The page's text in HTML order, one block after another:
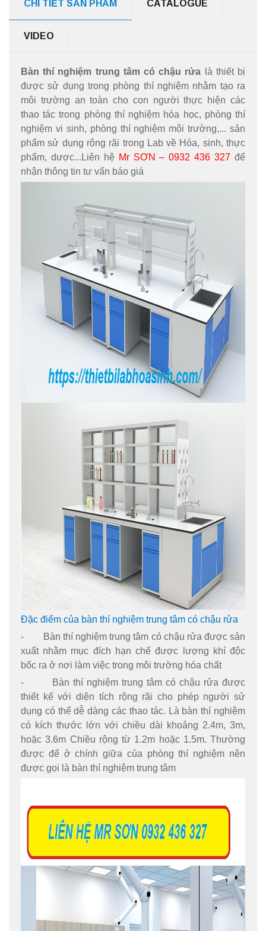
CHI TIẾT SẢN PHẨM CATALOGUE
VIDEO
Bàn thí nghiệm trung tâm có chậu rửa là thiết bị
được sử dụng trong phòng thí nghiệm nhằm tạo ra
môi trường an toàn cho con người thực hiện các
thao tác trong phòng thí nghiệm hóa học, phòng thí
nghiệm vi sinh, phòng thí nghiệm môi trường,... sản
phẩm sử dụng rộng rãi trong Lab về Hóa, sinh, thực
phẩm, dược...Liên hệ Mr SƠN – 0932 436 327 để
nhận thông tin tư vấn báo giá
Đặc điểm của bàn thí nghiệm trung tâm có chậu rửa
- Bàn thí nghiệm trung tâm có chậu rửa được sản
xuất nhằm mục đích hạn chế được lượng khí độc
bốc ra ở nơi làm việc trong môi trường hóa chất
- Bàn thí nghiệm trung tâm có chậu rửa được
thiết kế với diện tích rộng rãi cho phép người sử
dụng có thể dễ dàng các thao tác. Là bàn thí nghiệm
có kích thước lớn với chiều dài khoảng 2.4m, 3m,
hoặc 3.6m Chiều rộng từ 1.2m hoặc 1.5m. Thường
được để ở chính giữa của phòng thí nghiệm nên
được gọi là bàn thí nghiệm trung tâm